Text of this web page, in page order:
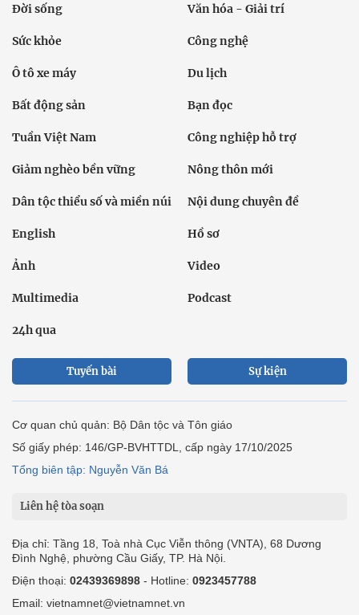
Đời sống Văn hóa - Giải trí
Sức khỏe Công nghệ
Ô tô xe máy Du lịch
Bất động sản Bạn đọc
Tuần Việt Nam Công nghiệp hỗ trợ
Giảm nghèo bền vững Nông thôn mới
Dân tộc thiểu số và miền núi Nội dung chuyên đề
English Hồ sơ
Ảnh Video
Multimedia Podcast
24h qua
Tuyến bài Sự kiện
Cơ quan chủ quản: Bộ Dân tộc và Tôn giáo
Số giấy phép: 146/GP-BVHTTDL, cấp ngày 17/10/2025
Tổng biên tập: Nguyễn Văn Bá
Liên hệ tòa soạn
Địa chỉ: Tầng 18, Toà nhà Cục Viễn thông (VNTA), 68 Dương
Đình Nghệ, phường Cầu Giấy, TP. Hà Nội.
Điện thoại: 02439369898 - Hotline: 0923457788
Email: vietnamnet@vietnamnet.vn